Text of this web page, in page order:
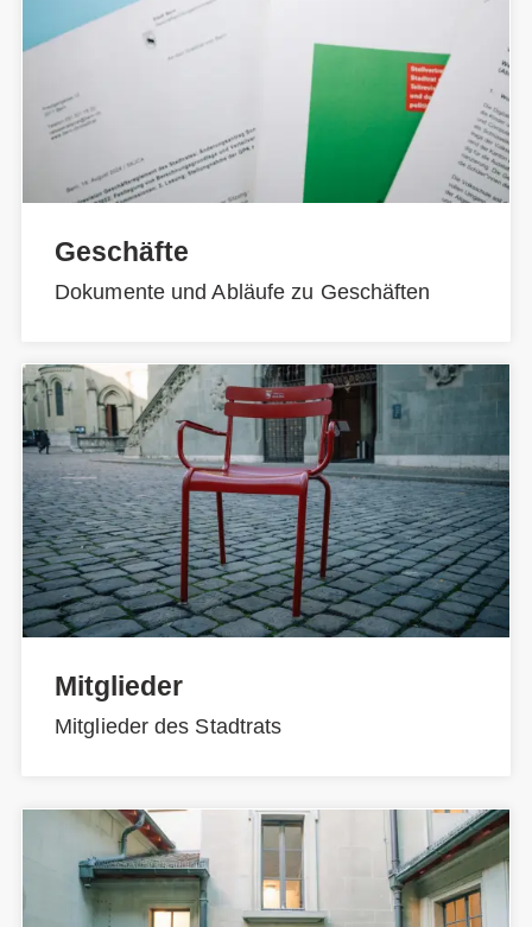
Geschäfte
Dokumente und Abläufe zu Geschäften
Mitglieder
Mitglieder des Stadtrats